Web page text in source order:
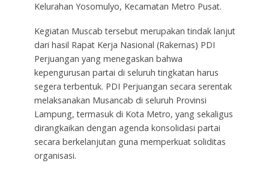
Kelurahan Yosomulyo, Kecamatan Metro Pusat.
Kegiatan Muscab tersebut merupakan tindak lanjut
dari hasil Rapat Kerja Nasional (Rakernas) PDI
Perjuangan yang menegaskan bahwa
kepengurusan partai di seluruh tingkatan harus
segera terbentuk. PDI Perjuangan secara serentak
melaksanakan Musancab di seluruh Provinsi
Lampung, termasuk di Kota Metro, yang sekaligus
dirangkaikan dengan agenda konsolidasi partai
secara berkelanjutan guna memperkuat soliditas
organisasi.